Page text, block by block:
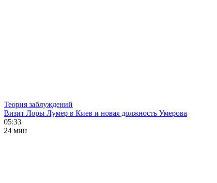
Теория заблуждений
Визит Лоры Лумер в Киев и новая должность Умерова
05:33
24 мин